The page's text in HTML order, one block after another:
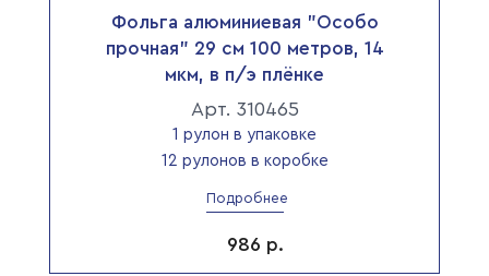
Фольга алюминиевая "Особо
прочная" 29 см 100 метров, 14
мкм, в п/э плёнке
Арт. 310465
1 рулон в упаковке
12 рулонов в коробке
Подробнее
986 р.